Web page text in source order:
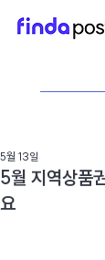
5월 지역상품
요
5월 13일